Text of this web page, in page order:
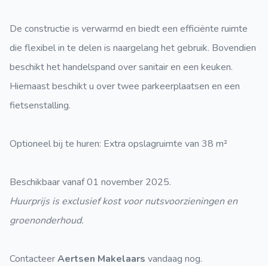
De constructie is verwarmd en biedt een efficiënte ruimte
die flexibel in te delen is naargelang het gebruik. Bovendien
beschikt het handelspand over sanitair en een keuken.
Hiernaast beschikt u over twee parkeerplaatsen en een
fietsenstalling.
Optioneel bij te huren: Extra opslagruimte van 38 m²
Beschikbaar vanaf 01 november 2025.
Huurprijs is exclusief kost voor nutsvoorzieningen en
groenonderhoud.
ContacteerAertsen Makelaars vandaag nog.